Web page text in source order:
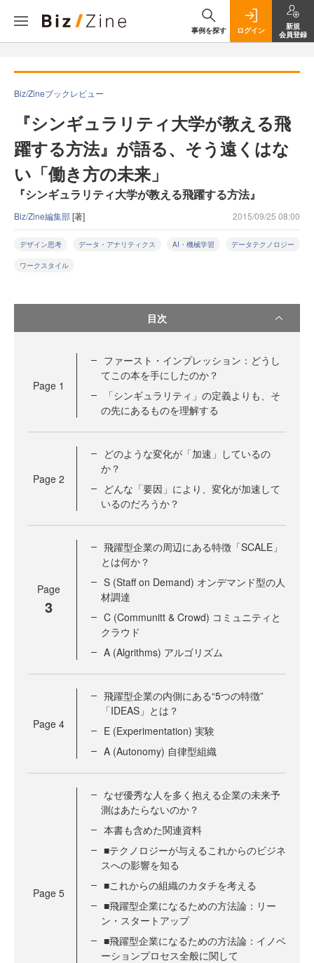
事例を探す ログイン
新規
会員登録
Biz/Zineブックレビュー
『シンギュラリティ大学が教える飛
躍する方法』が語る、そう遠くはな
い「働き方の未来」
『シンギュラリティ大学が教える飛躍する方法』
Biz/Zine編集部[著] 2015/09/25 08:00
デザイン思考 データ・アナリティクス AI・機械学習 データテクノロジー
ワークスタイル
目次
Page 1
ファースト・インプレッション：どうし
てこの本を手にしたのか？
「シンギュラリティ」の定義よりも、そ
の先にあるものを理解する
Page 2
どのような変化が「加速」しているの
か？
どんな「要因」により、変化が加速して
いるのだろうか？
Page
3
飛躍型企業の周辺にある特徴「SCALE」
とは何か？
S (Staff on Demand) オンデマンド型の人
材調達
C (Communitt & Crowd) コミュニティと
クラウド
A (Algrithms) アルゴリズム
Page 4
飛躍型企業の内側にある“5つの特徴”
「IDEAS」とは？
E (Experimentation) 実験
A (Autonomy) 自律型組織
Page 5
なぜ優秀な人を多く抱える企業の未来予
測はあたらないのか？
本書も含めた関連資料
■テクノロジーが与えるこれからのビジネ
スへの影響を知る
■これからの組織のカタチを考える
■飛躍型企業になるための方法論：リー
ン・スタートアップ
■飛躍型企業になるための方法論：イノベ
ーションプロセス全般に関して